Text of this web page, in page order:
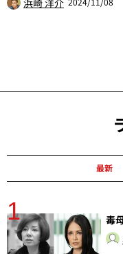
最新
1
毒